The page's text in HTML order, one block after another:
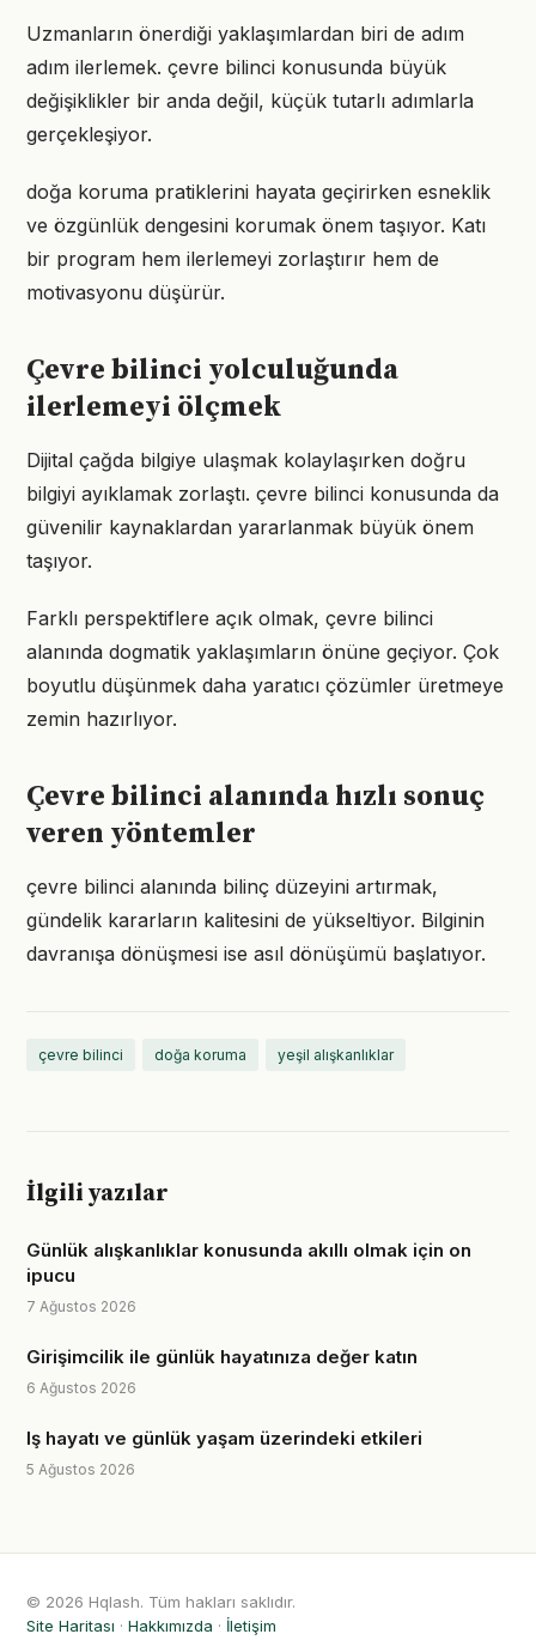
Uzmanların önerdiği yaklaşımlardan biri de adım
adım ilerlemek. çevre bilinci konusunda büyük
değişiklikler bir anda değil, küçük tutarlı adımlarla
gerçekleşiyor.
doğa koruma pratiklerini hayata geçirirken esneklik
ve özgünlük dengesini korumak önem taşıyor. Katı
bir program hem ilerlemeyi zorlaştırır hem de
motivasyonu düşürür.
Çevre bilinci yolculuğunda
ilerlemeyi ölçmek
Dijital çağda bilgiye ulaşmak kolaylaşırken doğru
bilgiyi ayıklamak zorlaştı. çevre bilinci konusunda da
güvenilir kaynaklardan yararlanmak büyük önem
taşıyor.
Farklı perspektiflere açık olmak, çevre bilinci
alanında dogmatik yaklaşımların önüne geçiyor. Çok
boyutlu düşünmek daha yaratıcı çözümler üretmeye
zemin hazırlıyor.
Çevre bilinci alanında hızlı sonuç
veren yöntemler
çevre bilinci alanında bilinç düzeyini artırmak,
gündelik kararların kalitesini de yükseltiyor. Bilginin
davranışa dönüşmesi ise asıl dönüşümü başlatıyor.
çevre bilinci doğa koruma yeşil alışkanlıklar
İlgili yazılar
Günlük alışkanlıklar konusunda akıllı olmak için on
ipucu
7 Ağustos 2026
Girişimcilik ile günlük hayatınıza değer katın
6 Ağustos 2026
Iş hayatı ve günlük yaşam üzerindeki etkileri
5 Ağustos 2026
© 2026 Hqlash. Tüm hakları saklıdır.
Site Haritası · Hakkımızda · İletişim